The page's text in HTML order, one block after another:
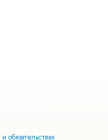
обязательствах